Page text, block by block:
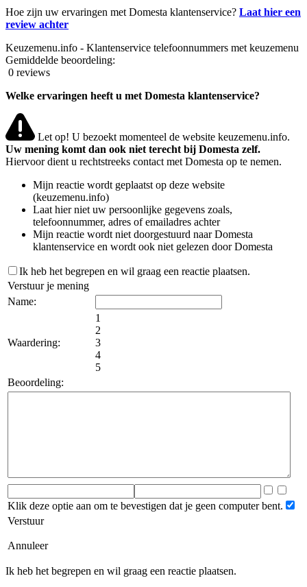
Hoe zijn uw ervaringen met Domesta klantenservice? Laat hier een
review achter
Keuzemenu.info - Klantenservice telefoonnummers met keuzemenu
Gemiddelde beoordeling:
0 reviews
Welke ervaringen heeft u met Domesta klantenservice?
Let op! U bezoekt momenteel de website keuzemenu.info.
Uw mening komt dan ook niet terecht bij Domesta zelf.
Hiervoor dient u rechtstreeks contact met Domesta op te nemen.
Mijn reactie wordt geplaatst op deze website
(keuzemenu.info)
Laat hier niet uw persoonlijke gegevens zoals,
telefoonnummer, adres of emailadres achter
Mijn reactie wordt niet doorgestuurd naar Domesta
klantenservice en wordt ook niet gelezen door Domesta
Ik heb het begrepen en wil graag een reactie plaatsen.
Verstuur je mening
Name:
Waardering:
1
2
3
4
5
Beoordeling:
Klik deze optie aan om te bevestigen dat je geen computer bent.
Verstuur
Annuleer
Ik heb het begrepen en wil graag een reactie plaatsen.